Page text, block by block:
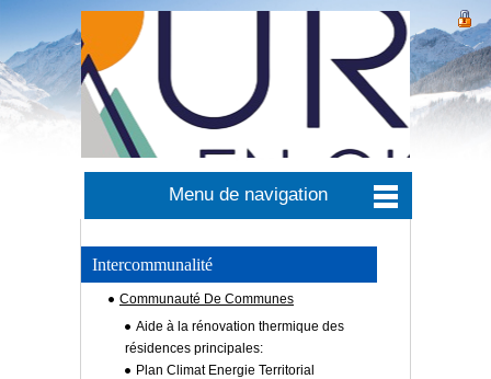
Menu de navigation
Intercommunalité
Communauté De Communes
Aide à la rénovation thermique des
résidences principales:
Plan Climat Energie Territorial